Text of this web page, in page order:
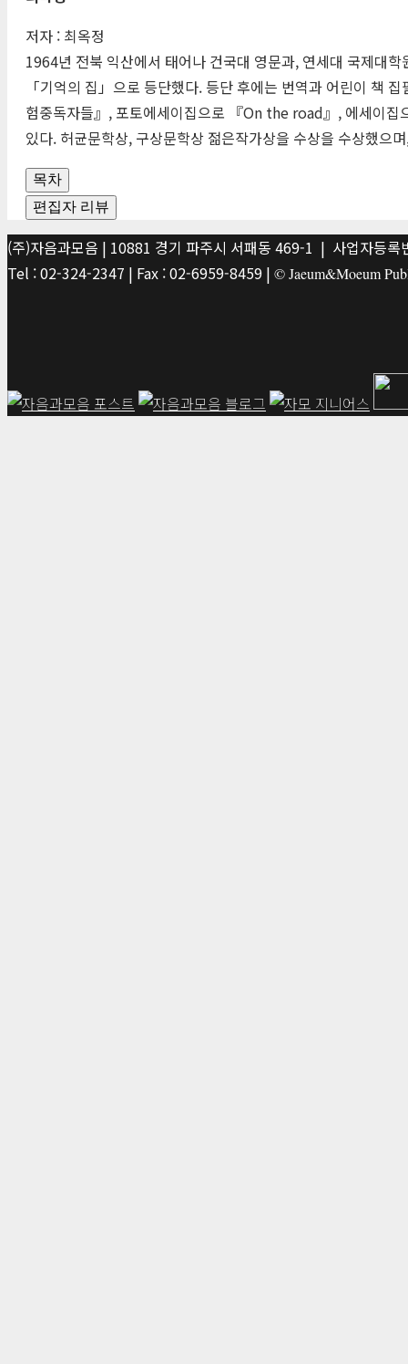
저자 : 최옥정
1964년 전북 익산에서 태어나 건국대 영문과, 연세대 국제대
「기억의 집」으로 등단했다. 등단 후에는 번역과 어린이 책
험중독자들』, 포토에세이집으로 『On the road』, 에세이집
있다. 허균문학상, 구상문학상 젊은작가상을 수상을 수상했으
목차
편집자 리뷰
(주)자음과모음 | 10881 경기 파주시 서패동 469-1 | 사업자등
Tel : 02-324-2347 | Fax : 02-6959-8459 | © Jaeum&Moeum